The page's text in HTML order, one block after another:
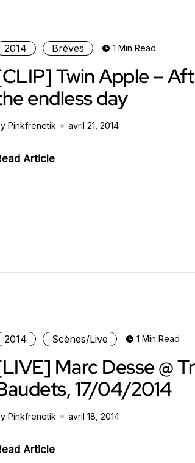
2014 Brèves 1 Min Read
Twin Apple –
endless day
Pinkfrenetik avril 21, 2014
Article
2014 Scènes/Live 1 Min Read
Marc Desse @
17/04/2014
Pinkfrenetik avril 18, 2014
Article